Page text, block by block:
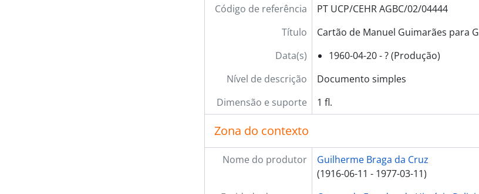
Código de referência
PT UCP/CEHR AGBC/02/04444
Título
Cartão de Manuel Guimarães para
Data(s)
1960-04-20 - ? (Produção)
Nível de descrição
Documento simples
Dimensão e suporte
1 fl.
Zona do contexto
Nome do produtor
Guilherme Braga da Cruz
(1916-06-11 - 1977-03-11)